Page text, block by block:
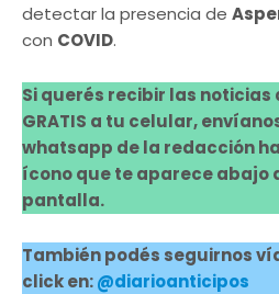
detectar la presencia de
con COVID.
Si querés recibir las noticias
GRATIS a tu celular,
whatsapp de la redacción
ícono que te aparece abajo
pantalla.
También podés seguirnos
click en:@diarioanticipos